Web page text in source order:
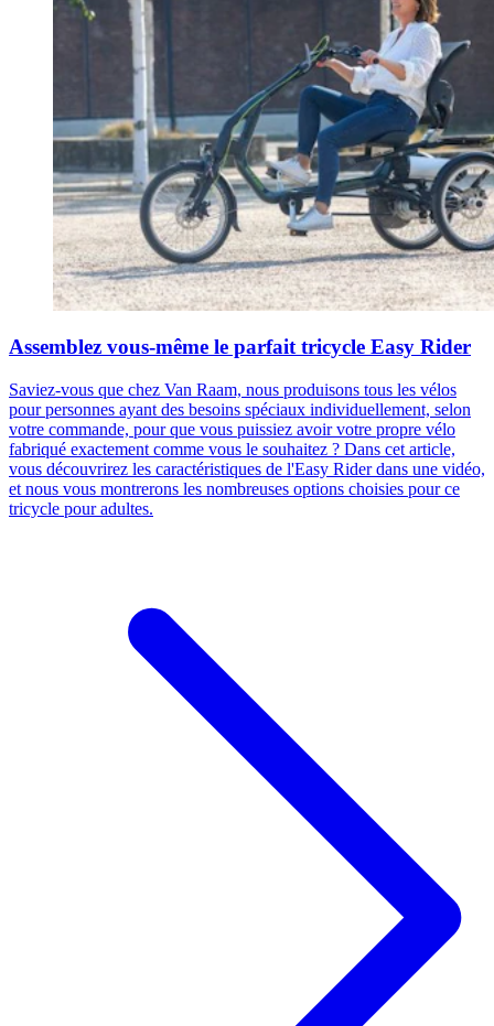
Assemblez vous-même le parfait tricycle Easy Rider
Saviez-vous que chez Van Raam, nous produisons tous les vélos
pour personnes ayant des besoins spéciaux individuellement, selon
votre commande, pour que vous puissiez avoir votre propre vélo
fabriqué exactement comme vous le souhaitez ? Dans cet article,
vous découvrirez les caractéristiques de l'Easy Rider dans une vidéo,
et nous vous montrerons les nombreuses options choisies pour ce
tricycle pour adultes.